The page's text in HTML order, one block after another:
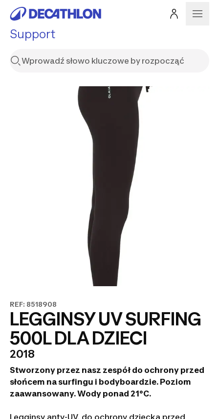
Support
REF: 8518908
LEGGINSY UV SURFING
500L DLA DZIECI
2018
Stworzony przez nasz zespół do ochrony przed
słońcem na surfingu i bodyboardzie. Poziom
zaawansowany. Wody ponad 21°C.
Legginsy anty-UV, do ochrony dziecka przed